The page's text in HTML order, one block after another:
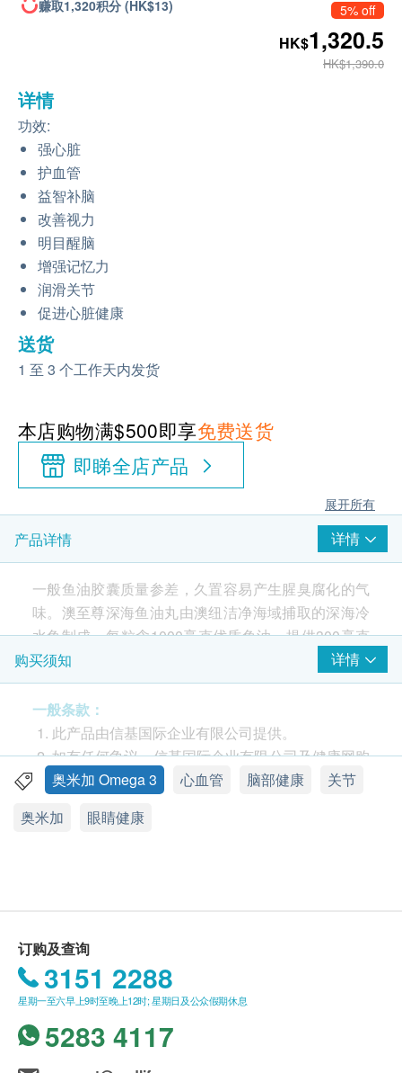
赚取1,320积分 (HK$13) 5% off
HK$1,320.5
HK$1,390.0
详情
功效:
强心脏
护血管
益智补脑
改善视力
明目醒脑
增强记忆力
润滑关节
促进心脏健康
送货
1 至 3 个工作天内发货
本店购物满$500即享免费送货
即睇全店产品
展开所有
产品详情 详情
一般鱼油胶囊质量参差，久置容易产生腥臭腐化的气
味。澳至尊深海鱼油丸由澳纽洁净海域捕取的深海冷
水鱼制成，每粒含1000毫克优质鱼油，提供300毫克
Omega-3（180毫克EPA和120毫克DHA），Omega-
3是多元不饱和脂肪酸，为人体维持正常生理机能的
必需脂肪酸，人体自身无法合成，必须从饮食或鱼油
等保健食品中摄取。本产品性质温和，有助增强记忆
力，促进心脏健康、改善视力，润滑关节，是一家大
小必备的保健佳品
科研实证
[1] Hu Y, Hu FB, Manson JE. Marine Omega-3 Supplementation and
Randomized Controlled Trials Involving 127 477 Participants. J Am
10.1161/JAHA.119.013543. Epub 2019 Sep 30. PMID: 31567003;
购买须知 详情
一般条款：
此产品由信基国际企业有限公司提供。
如有任何争议，信基国际企业有限公司及健康网购
Health.ESDlife 保留最终决议权。
送货条款：
不排除运送时间会因节日、交通或天气而有所影
响。当八号烈风讯号悬挂或黑色暴雨警告生效时，
送货服务时间将会延迟。
所有订单须视乎相关货品的供应情况再作最后确
认。倘若生活易未能提供任何订单上的货品，生活
奥米加 Omega 3 心血管 脑部健康
关节
奥米加
眼睛健康
订购及查询
3151 2288
星期一至六早上9时至晚上12时; 星期日及公众假期休息
5283 4117